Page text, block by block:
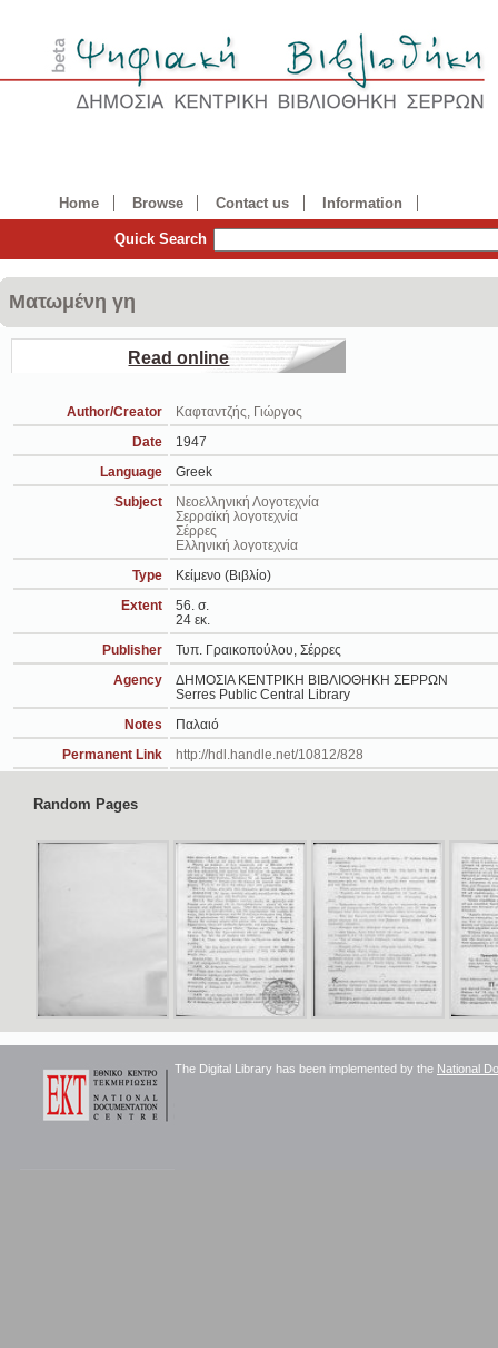
Home Browse Contact us Information
Quick Search
Ματωμένη γη
Read online
Author/Creator Καφταντζής, Γιώργος
Date 1947
Language Greek
Subject
Νεοελληνική Λογοτεχνία
Σερραϊκή λογοτεχνία
Σέρρες
Ελληνική λογοτεχνία
Type Κείμενο (Βιβλίο)
Extent
56. σ.
24 εκ.
Publisher Τυπ. Γραικοπούλου, Σέρρες
Agency
ΔΗΜΟΣΙΑ ΚΕΝΤΡΙΚΗ ΒΙΒΛΙΟΘΗΚΗ ΣΕΡΡΩΝ
Serres Public Central Library
Notes Παλαιό
Permanent Link http://hdl.handle.net/10812/828
Random Pages
The Digital Library has been implemented by the National